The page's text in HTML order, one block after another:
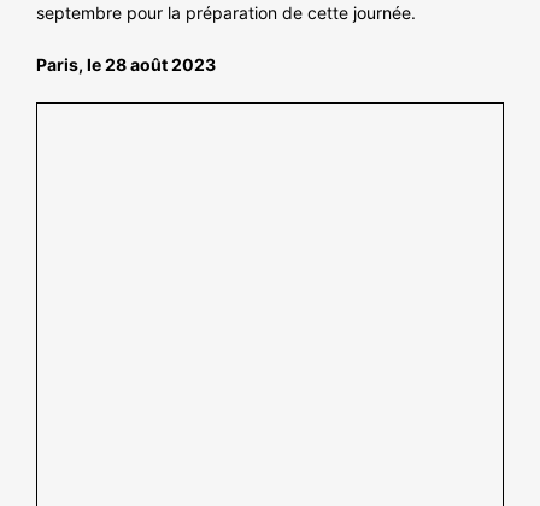
septembre pour la préparation de cette journée.
Paris, le 28 août 2023